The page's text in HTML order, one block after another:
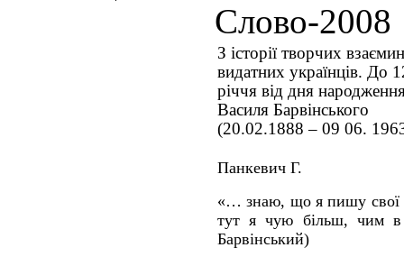
Слово-2008
З історії творчих
видатних українців. До
річчя від дня
Василя Барвінського
(20.02.1888 – 09 06.
Панкевич Г.
«… знаю, що я пишу свої
тут я чую більш, чим
Барвінський)